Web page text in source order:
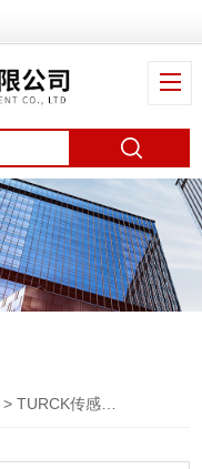
>TURCK传感器